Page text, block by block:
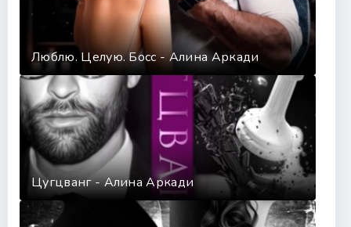
Люблю. Целую. Босс - Алина Аркади
Цугцванг - Алина Аркади